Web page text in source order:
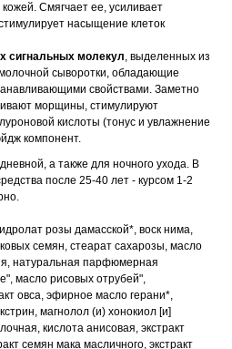
Смягчает ее, усиливает
насыщение клеток
сигнальных молекул, выделенных из
сыворотки, обладающие
свойствами. Заметно
морщины, стимулируют
кислоты (тонус и увлажнение
компонент.
а также для ночного ухода. В
после 25-40 лет - курсом 1-2
розы дамасской*, воск нима,
семян, стеарат сахарозы, масло
натуральная парфюмерная
масло рисовых отрубей",
овса, эфирное масло герани*,
магнолол (и) хонокиол [и]
кислота анисовая, экстракт
семян мака масличного, экстракт